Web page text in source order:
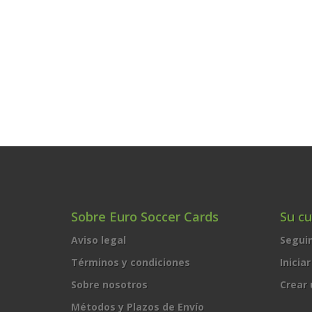
Sobre Euro Soccer Cards
Aviso legal
Términos y condiciones
Sobre nosotros
Métodos y Plazos de Envío
Su
Crear